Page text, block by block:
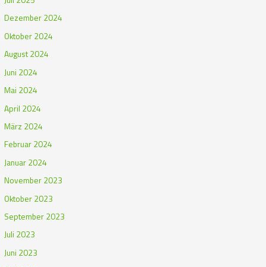
Dezember 2024
Oktober 2024
August 2024
Juni 2024
Mai 2024
April 2024
März 2024
Februar 2024
Januar 2024
November 2023
Oktober 2023
September 2023
Juli 2023
Juni 2023